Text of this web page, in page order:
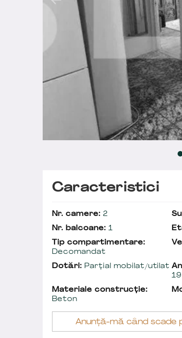
Caracteristici
Nr. camere: 2
Nr. balcoane: 1
Tip compartimentare:
Decomandat
Dotări: Parțial mobilat/utilat
Materiale construcție:
Beton
Anunță-mă când scade